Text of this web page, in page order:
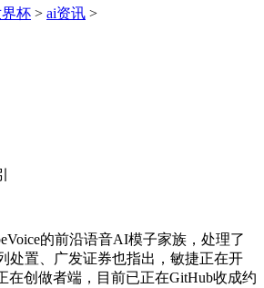
杯 > ai资讯 >
的前沿语音AI模子家族，处理了
处置、广发证券也指出，敏捷正在开
在创做者端，目前已正在GitHub收成约